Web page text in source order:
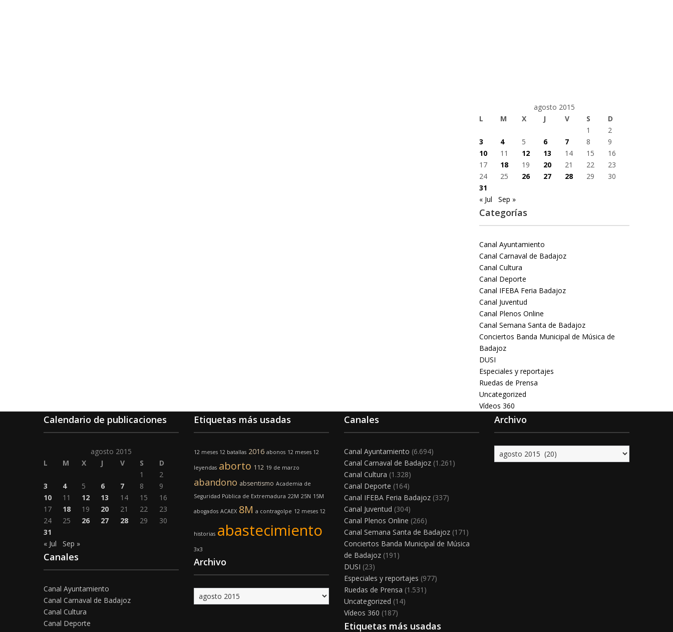
agosto 2015
L
M X J V S
D
1
2
3
4 5 6 7 8
9
10
11 12 13 14 15
16
17
18 19 20 21 22
23
24
25 26 27 28 29
30
31
« Jul
Sep »
Categorías
Canal Ayuntamiento
Canal Carnaval de Badajoz
Canal Cultura
Canal Deporte
Canal IFEBA Feria Badajoz
Canal Juventud
Canal Plenos Online
Canal Semana Santa de Badajoz
Conciertos Banda Municipal de Música de
Badajoz
DUSI
Especiales y reportajes
Ruedas de Prensa
Uncategorized
Vídeos 360
Calendario de publicaciones
agosto 2015
L
M X J V S
D
1
2
3
4 5 6 7 8
9
10
11 12 13 14 15
16
17
18 19 20 21 22
23
24
25 26 27 28 29
30
31
« Jul
Sep »
Canales
Canal Ayuntamiento
Canal Carnaval de Badajoz
Canal Cultura
Canal Deporte
Etiquetas más usadas
12 meses 12 batallas 2016 abonos 12 meses 12
leyendas aborto 112 19 de marzo
abandono absentismo Academia de
Seguridad Pública de Extremadura 22M 25N 15M
abogados ACAEX 8M a contragolpe 12 meses 12
historias abastecimiento
3x3
Archivo
Archivo
Canales
Canal Ayuntamiento (6.694)
Canal Carnaval de Badajoz (1.261)
Canal Cultura (1.328)
Canal Deporte (164)
Canal IFEBA Feria Badajoz (337)
Canal Juventud (304)
Canal Plenos Online (266)
Canal Semana Santa de Badajoz (171)
Conciertos Banda Municipal de Música
de Badajoz (191)
DUSI (23)
Especiales y reportajes (977)
Ruedas de Prensa (1.531)
Uncategorized (14)
Vídeos 360 (187)
Etiquetas más usadas
Archivo
Archivo